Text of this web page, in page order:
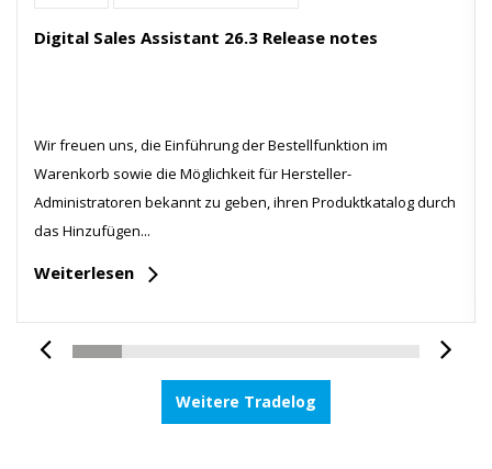
Digital Sales Assistant 26.3 Release notes
Wir freuen uns, die Einführung der Bestellfunktion im
Warenkorb sowie die Möglichkeit für Hersteller-
Administratoren bekannt zu geben, ihren Produktkatalog durch
das Hinzufügen...
Weiterlesen
Weitere Tradelog